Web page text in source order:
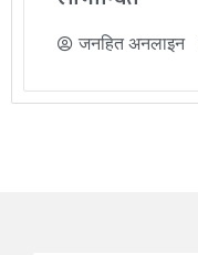
जनहित अनलाइन